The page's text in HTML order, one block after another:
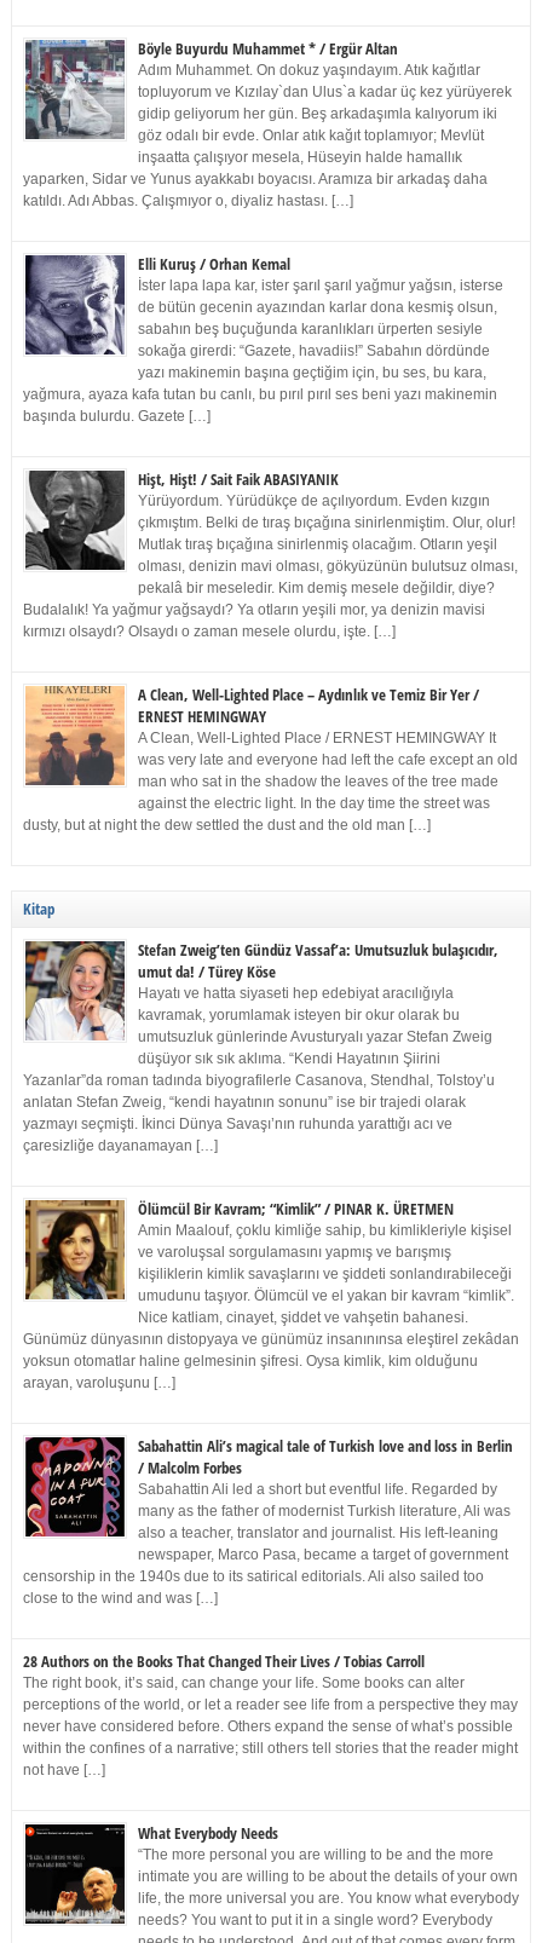
Böyle Buyurdu Muhammet * / Ergür Altan
Adım Muhammet. On dokuz yaşındayım. Atık kağıtlar
topluyorum ve Kızılay`dan Ulus`a kadar üç kez yürüyerek
gidip geliyorum her gün. Beş arkadaşımla kalıyorum iki
göz odalı bir evde. Onlar atık kağıt toplamıyor; Mevlüt
inşaatta çalışıyor mesela, Hüseyin halde hamallık
yaparken, Sidar ve Yunus ayakkabı boyacısı. Aramıza bir arkadaş daha
katıldı. Adı Abbas. Çalışmıyor o, diyaliz hastası. […]
Elli Kuruş / Orhan Kemal
İster lapa lapa kar, ister şarıl şarıl yağmur yağsın, isterse
de bütün gecenin ayazından karlar dona kesmiş olsun,
sabahın beş buçuğunda karanlıkları ürperten sesiyle
sokağa girerdi: “Gazete, havadiis!” Sabahın dördünde
yazı makinemin başına geçtiğim için, bu ses, bu kara,
yağmura, ayaza kafa tutan bu canlı, bu pırıl pırıl ses beni yazı makinemin
başında bulurdu. Gazete […]
Hişt, Hişt! / Sait Faik ABASIYANIK
Yürüyordum. Yürüdükçe de açılıyordum. Evden kızgın
çıkmıştım. Belki de tıraş bıçağına sinirlenmiştim. Olur, olur!
Mutlak tıraş bıçağına sinirlenmiş olacağım. Otların yeşil
olması, denizin mavi olması, gökyüzünün bulutsuz olması,
pekalâ bir meseledir. Kim demiş mesele değildir, diye?
Budalalık! Ya yağmur yağsaydı? Ya otların yeşili mor, ya denizin mavisi
kırmızı olsaydı? Olsaydı o zaman mesele olurdu, işte. […]
A Clean, Well-Lighted Place – Aydınlık ve Temiz Bir Yer /
ERNEST HEMINGWAY
A Clean, Well-Lighted Place / ERNEST HEMINGWAY It
was very late and everyone had left the cafe except an old
man who sat in the shadow the leaves of the tree made
against the electric light. In the day time the street was
dusty, but at night the dew settled the dust and the old man […]
Kitap
Stefan Zweig’ten Gündüz Vassaf’a: Umutsuzluk bulaşıcıdır,
umut da! / Türey Köse
Hayatı ve hatta siyaseti hep edebiyat aracılığıyla
kavramak, yorumlamak isteyen bir okur olarak bu
umutsuzluk günlerinde Avusturyalı yazar Stefan Zweig
düşüyor sık sık aklıma. “Kendi Hayatının Şiirini
Yazanlar”da roman tadında biyografilerle Casanova, Stendhal, Tolstoy’u
anlatan Stefan Zweig, “kendi hayatının sonunu” ise bir trajedi olarak
yazmayı seçmişti. İkinci Dünya Savaşı’nın ruhunda yarattığı acı ve
çaresizliğe dayanamayan […]
Ölümcül Bir Kavram; “Kimlik” / PINAR K. ÜRETMEN
Amin Maalouf, çoklu kimliğe sahip, bu kimlikleriyle kişisel
ve varoluşsal sorgulamasını yapmış ve barışmış
kişiliklerin kimlik savaşlarını ve şiddeti sonlandırabileceği
umudunu taşıyor. Ölümcül ve el yakan bir kavram “kimlik”.
Nice katliam, cinayet, şiddet ve vahşetin bahanesi.
Günümüz dünyasının distopyaya ve günümüz insanınınsa eleştirel zekâdan
yoksun otomatlar haline gelmesinin şifresi. Oysa kimlik, kim olduğunu
arayan, varoluşunu […]
Sabahattin Ali’s magical tale of Turkish love and loss in Berlin
/ Malcolm Forbes
Sabahattin Ali led a short but eventful life. Regarded by
many as the father of modernist Turkish literature, Ali was
also a teacher, translator and journalist. His left-leaning
newspaper, Marco Pasa, became a target of government
censorship in the 1940s due to its satirical editorials. Ali also sailed too
close to the wind and was […]
28 Authors on the Books That Changed Their Lives / Tobias Carroll
The right book, it’s said, can change your life. Some books can alter
perceptions of the world, or let a reader see life from a perspective they may
never have considered before. Others expand the sense of what’s possible
within the confines of a narrative; still others tell stories that the reader might
not have […]
What Everybody Needs
“The more personal you are willing to be and the more
intimate you are willing to be about the details of your own
life, the more universal you are. You know what everybody
needs? You want to put it in a single word? Everybody